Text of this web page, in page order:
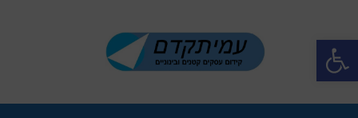
פתח סרגל נגישות